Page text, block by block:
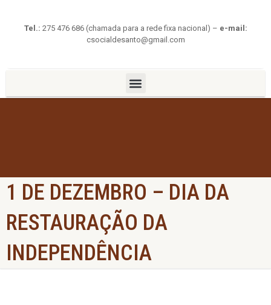
Tel.: 275 476 686 (chamada para a rede fixa nacional) – e-mail:
csocialdesanto@gmail.com
1 DE DEZEMBRO – DIA DA
RESTAURAÇÃO DA
INDEPENDÊNCIA